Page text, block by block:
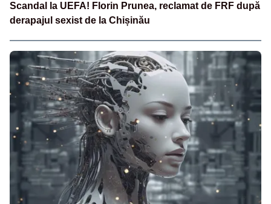
Scandal la UEFA! Florin Prunea, reclamat de FRF după
derapajul sexist de la Chișinău